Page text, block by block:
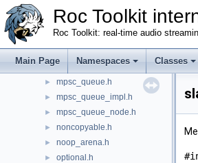
Roc Toolkit
Roc Toolkit: real-time audio
Main Page Namespaces Classes
macro_helpers.h
memory_limiter.h
► memory_ops.h
► mov_stats.h
► mpsc_queue.h
► mpsc_queue_impl.h
► mpsc_queue_node.h
► noncopyable.h
► noop_arena.h
► optional.h